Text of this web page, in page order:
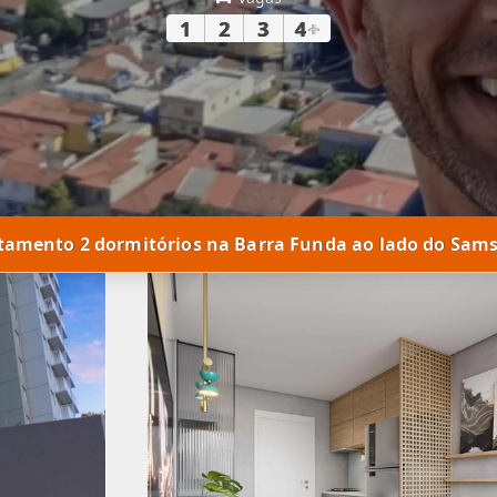
1 2 3 4+
2 dormitórios na Barra Funda ao lado do